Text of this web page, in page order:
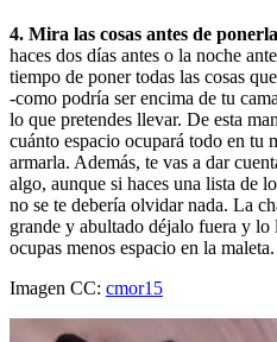
4. Mira las cosas antes de
haces dos días antes o la noche
tiempo de poner todas las cosas
-como podría ser encima de tu
lo que pretendes llevar. De esta
cuánto espacio ocupará todo en tu
armarla. Además, te vas a dar
algo, aunque si haces una lista de
no se te debería olvidar nada. La
grande y abultado déjalo fuera y lo
ocupas menos espacio en la maleta.
Imagen CC: cmor15